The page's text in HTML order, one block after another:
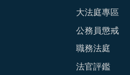
大法庭專區
公務員懲戒
職務法庭
法官評鑑